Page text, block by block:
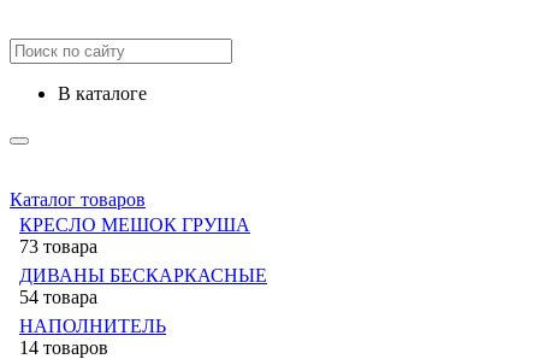
в каталоге
Каталог товаров
КРЕСЛО МЕШОК ГРУША
73 товара
ДИВАНЫ БЕСКАРКАСНЫЕ
54 товара
НАПОЛНИТЕЛЬ
14 товаров